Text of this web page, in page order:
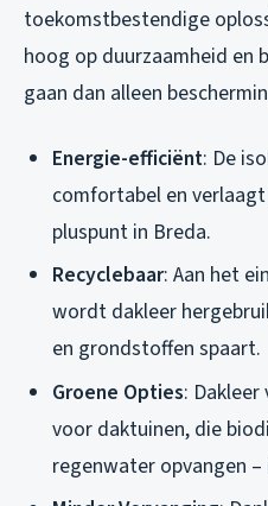
toekomstbestendige
hoog op duurzaamheid en
gaan dan alleen
Energie-efficiënt: De
comfortabel en
pluspunt in Breda.
Recyclebaar: Aan het
wordt dakleer
en grondstoffen spaart.
Groene Opties:
voor daktuinen, die
regenwater opvangen